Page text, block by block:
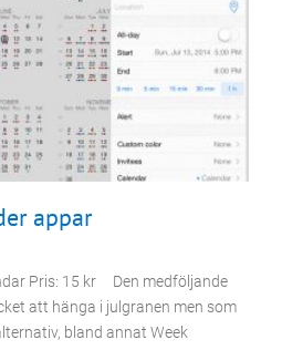
Program
appar
Pris: 15 kr Den medföljande
att hänga i julgranen men som
bland annat Week